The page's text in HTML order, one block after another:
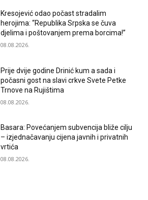
Kresojević odao počast stradalim
herojima: “Republika Srpska se čuva
djelima i poštovanjem prema borcima!”
08.08.2026.
Prije dvije godine Drinić kum a sada i
počasni gost na slavi crkve Svete Petke
Trnove na Rujištima
08.08.2026.
Basara: Povećanjem subvencija bliže cilju
– izjednačavanju cijena javnih i privatnih
vrtića
08.08.2026.